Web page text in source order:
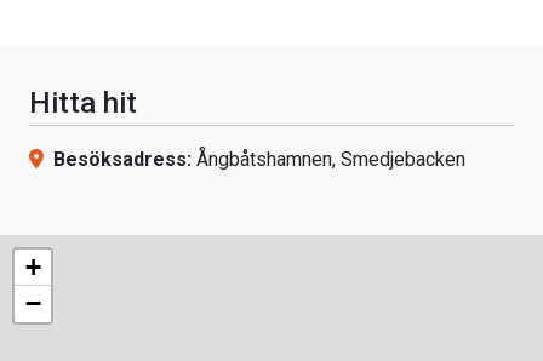
Hitta hit
Besöksadress: Ångbåtshamnen, Smedjebacken
+
−